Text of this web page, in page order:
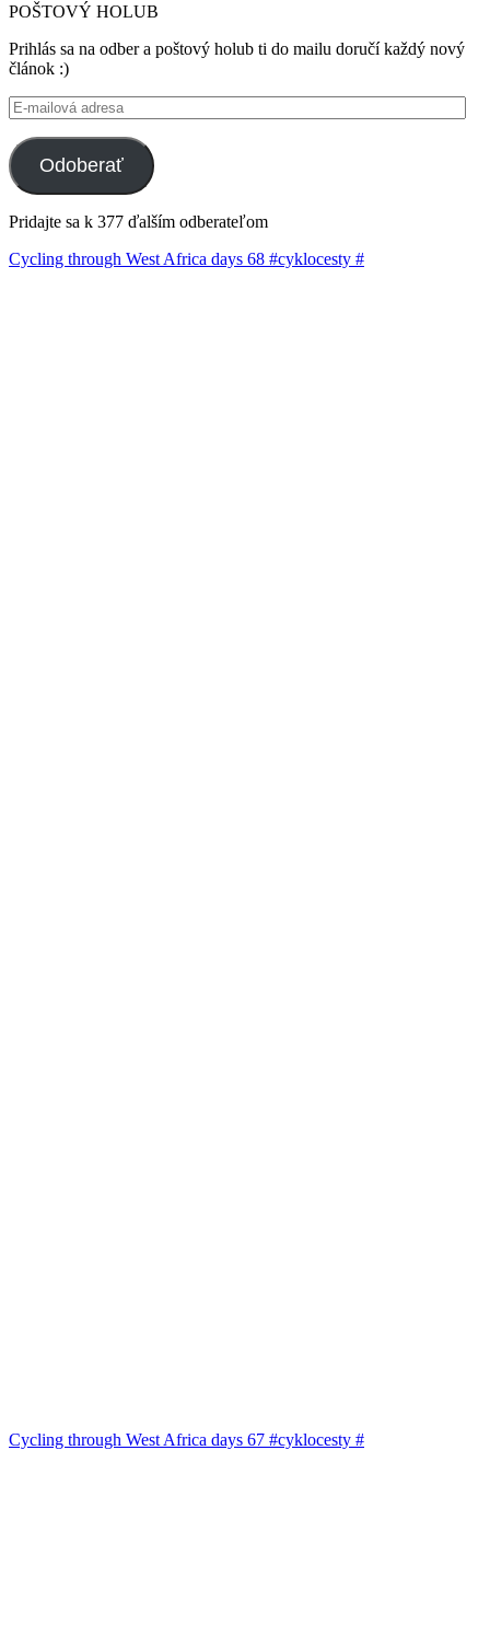
POŠTOVÝ HOLUB
Prihlás sa na odber a poštový holub ti do mailu doručí každý nový
článok :)
E-
mailová
adresa
Odoberať
Pridajte sa k 377 ďalším odberateľom
Cycling through West Africa days 68 #cyklocesty #
Cycling through West Africa days 67 #cyklocesty #